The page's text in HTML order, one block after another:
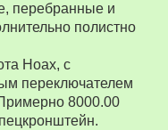
перебранные и
полистно
Ноах, с
переключателем
8000.00